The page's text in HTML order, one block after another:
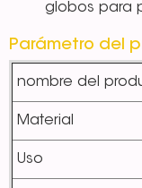
globos para
Parámetro del
nombre del
Material
Uso